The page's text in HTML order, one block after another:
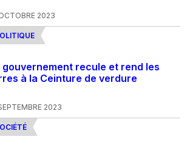
2023
gouvernement recule et rend les
à la Ceinture de verdure
2023